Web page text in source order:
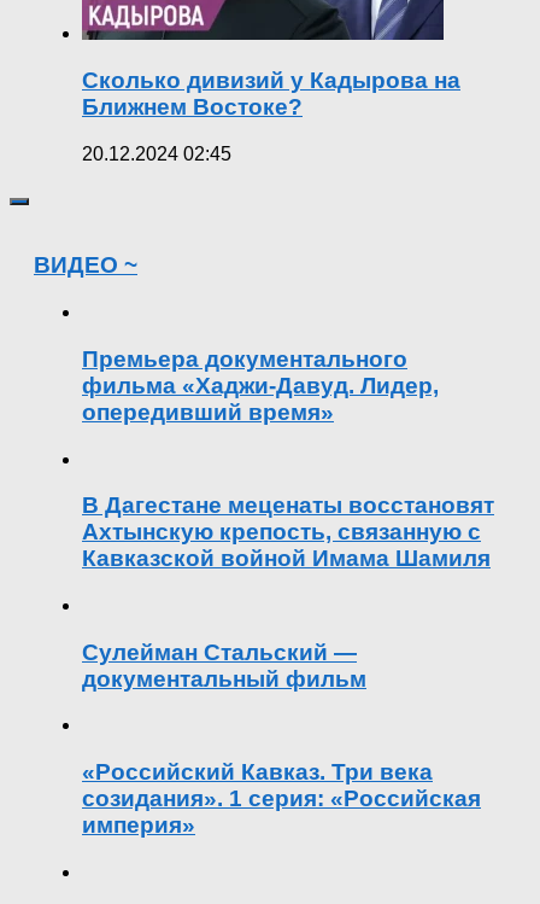
Сколько дивизий у Кадырова на
Ближнем Востоке?
20.12.2024 02:45
ВИДЕО ~
Премьера документального
фильма «Хаджи-Давуд. Лидер,
опередивший время»
В Дагестане меценаты восстановят
Ахтынскую крепость, связанную с
Кавказской войной Имама Шамиля
Сулейман Стальский —
документальный фильм
«Российский Кавказ. Три века
созидания». 1 серия: «Российская
империя»